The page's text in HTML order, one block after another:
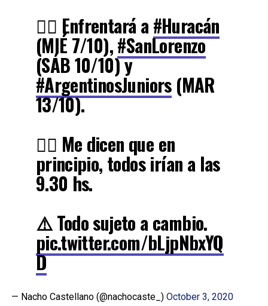
👉🏻 Enfrentará a#Huracán
(MIÉ 7/10),#SanLorenzo
(SÁB 10/10) y
#ArgentinosJuniors(MAR
13/10).
👉🏻 Me dicen que en
principio, todos irían a las
9.30 hs.
⚠️ Todo sujeto a cambio.
pic.twitter.com/bLjpNbxYQ
D
— Nacho Castellano (@nachocaste_) October 3, 2020